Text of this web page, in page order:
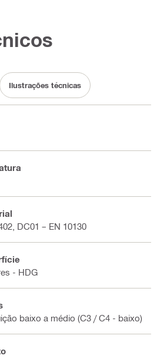
Ilustrações técnicas
DC01 – EN 10130
- HDG
baixo a médio (C3 / C4 - baixo)